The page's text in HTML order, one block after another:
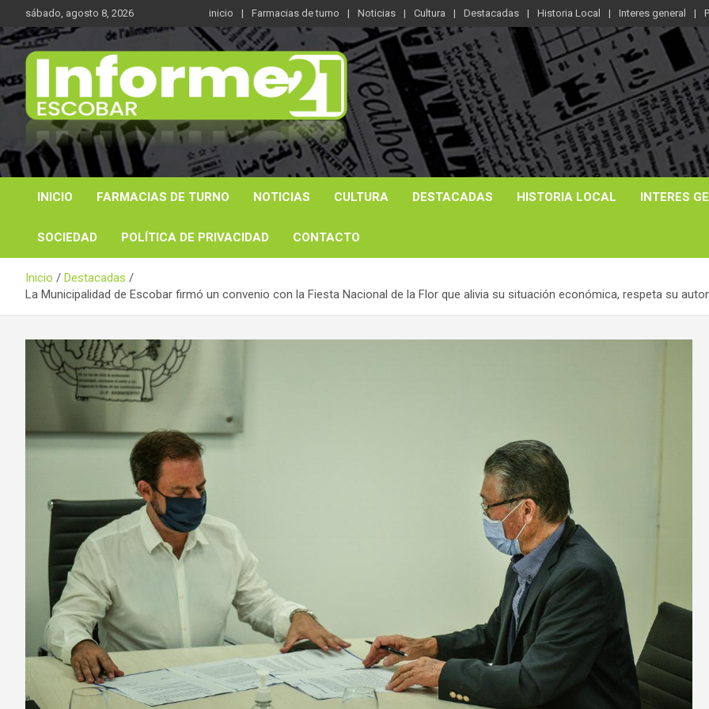
al
contenido
sábado, agosto 8, 2026 inicio Farmacias de turno Noticias Cultura Destacadas Historia Local Interes general
Informe 21
Noticas reales
INICIO FARMACIAS DE TURNO NOTICIAS CULTURA DESTACADAS HISTORIA LOCAL INTERES
SOCIEDAD POLÍTICA DE PRIVACIDAD CONTACTO
Inicio
Destacadas
La Municipalidad de Escobar firmó un convenio con la Fiesta Nacional de la Flor que alivia su situación económica, respeta su